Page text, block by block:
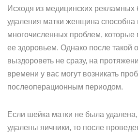
Исходя из медицинских рекламных
удаления матки женщина способна
многочисленных проблем, которые
ее здоровьем. Однако после такой
выздороветь не сразу, на
времени у вас могут возникать
послеоперационным периодом.
Если шейка матки не была
удалены яичники, то после